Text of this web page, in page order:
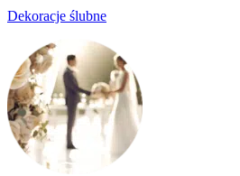
Dekoracje ślubne